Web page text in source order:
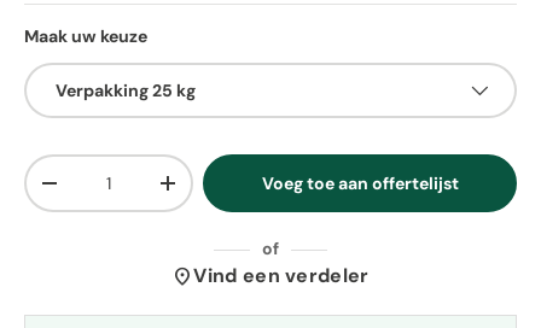
Maak uw keuze
Verpakking 25 kg
Aantal
Verlaag de hoeveelheidVerhoog de hoeveelheidVoeg toe aan offertelijst
of
location_onVind een verdeler